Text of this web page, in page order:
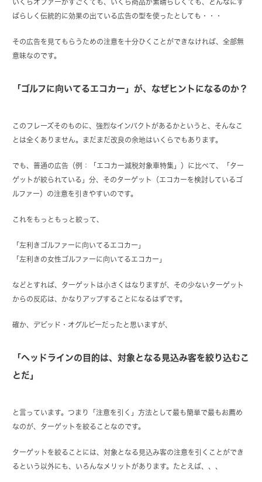
いくらオファーがすごくても、いくら商品が素晴らしくても、どんなにす
ばらしく伝統的に効果の出ている広告の型を使ったとしても・・・
その広告を見てもらうための注意を十分ひくことができなければ、全部無
意味なのです。
「ゴルフに向いてるエコカー」が、なぜヒントになるのか？
このフレーズそのものに、強烈なインパクトがあるかというと、そんなこ
とは全くありません。まだまだ改良の余地はいくらでもあります。
でも、普通の広告（例：「エコカー減税対象車特集」）に比べて、「ター
ゲットが絞られている」分、そのターゲット（エコカーを検討しているゴ
ルファー）の注意を引きやすいのです。
これをもっともっと絞って、
「左利きゴルファーに向いてるエコカー」
「左利きの女性ゴルファーに向いてるエコカー」
などとすれば、ターゲットは小さくはなりますが、その少ないターゲット
からの反応は、かなりアップすることになるはずです。
確か、デビッド・オグルビーだったと思いますが、
「ヘッドラインの目的は、対象となる見込み客を絞り込むこ
とだ」
と言っています。つまり「注意を引く」方法として最も簡単で最もお薦め
なのが、ターゲットを絞ることなのです。
ターゲットを絞ることには、対象となる見込み客の注意を引くことができ
るという以外にも、いろんなメリットがあります。たとえば、、、